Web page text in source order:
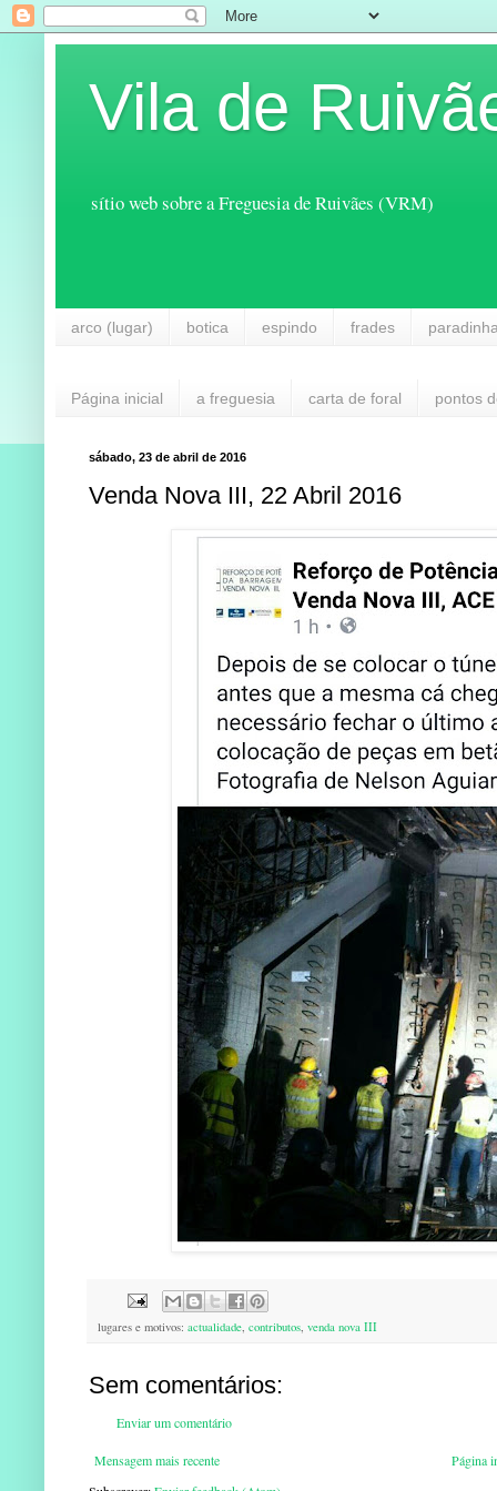
Vila de
sítio web sobre a Freguesia de Ruivães (VRM)
arco (lugar) botica espindo frades
Página inicial a freguesia carta de foral pontos
sábado, 23 de abril de 2016
Venda Nova III, 22 Abril 2016
lugares e motivos: actualidade, contributos, venda nova III
Sem comentários:
Enviar um comentário
Mensagem mais recente
Página